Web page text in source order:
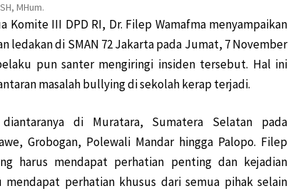
MHum.
Komite III DPD RI, Dr. Filep Wamafma menyampaikan
ledakan di SMAN 72 Jakarta pada Jumat, 7 November
pun santer mengiringi insiden tersebut. Hal ini
masalah bullying di sekolah kerap terjadi.
di Muratara, Sumatera Selatan pada
Grobogan, Polewali Mandar hingga Palopo. Filep
harus mendapat perhatian penting dan kejadian
perhatian khusus dari semua pihak selain